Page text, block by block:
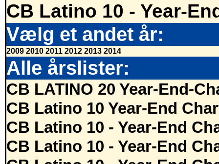
CB Latino 10 - Year-
Vælg et andet år:
2009 2010 2011 2012 2013 2014
Alle årslister:
CB LATINO 20 Year-End-
CB Latino 10 Year-End
CB Latino 10 - Year-End
CB Latino 10 - Year-End